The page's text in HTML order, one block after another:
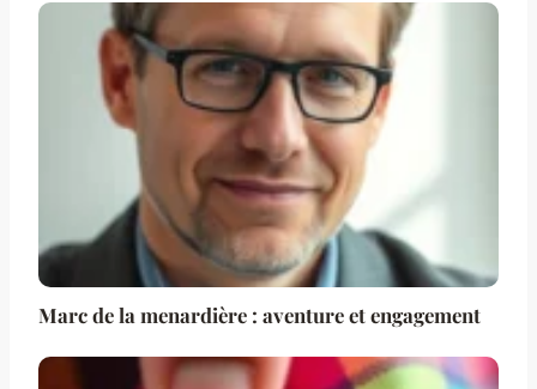
Marc de la menardière : aventure et engagement